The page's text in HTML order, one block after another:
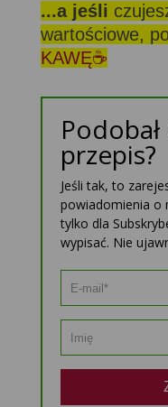
...a jeśli
wartościowe,
KAWĘ☕
przepis?
Jeśli tak, to
powiadomienia o
tylko dla
wypisać. Nie